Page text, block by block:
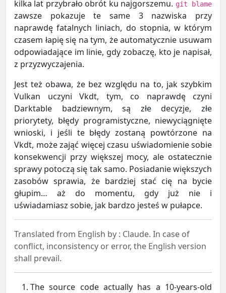
kilka lat przybrało obrót ku najgorszemu. git blame
zawsze pokazuje te same 3 nazwiska przy
naprawdę fatalnych liniach, do stopnia, w którym
czasem łapię się na tym, że automatycznie usuwam
odpowiadające im linie, gdy zobaczę, kto je napisał,
z przyzwyczajenia.
Jest też obawa, że bez względu na to, jak szybkim
Vulkan uczyni Vkdt, tym, co naprawdę czyni
Darktable badziewnym, są złe decyzje, złe
priorytety, błędy programistyczne, niewyciągnięte
wnioski, i jeśli te błędy zostaną powtórzone na
Vkdt, może zająć więcej czasu uświadomienie sobie
konsekwencji przy większej mocy, ale ostatecznie
sprawy potoczą się tak samo. Posiadanie większych
zasobów sprawia, że bardziej stać cię na bycie
głupim… aż do momentu, gdy już nie i
uświadamiasz sobie, jak bardzo jesteś w pułapce.
Translated from English by : Claude. In case of
conflict, inconsistency or error, the English version
shall prevail.
The source code actually has a 10-years-old